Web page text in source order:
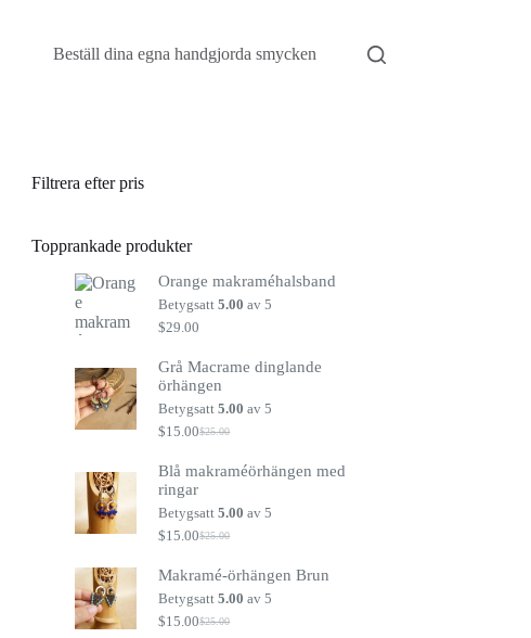
Beställ dina egna handgjorda smycken
Filtrera efter pris
Topprankade produkter
Orange makraméhalsband
Betygsatt5.00 av 5
$29.00
Grå Macrame dinglande
örhängen
Betygsatt5.00 av 5
$25.00
Det
priset
var:
$25.00.
$15.00Det
priset
är:
$15.00.
Blå makraméörhängen med
ringar
Betygsatt5.00 av 5
$25.00
Det
priset
var:
$25.00.
$15.00Det
priset
är:
$15.00.
Makramé-örhängen Brun
Betygsatt5.00 av 5
$25.00
Det
$15.00Det